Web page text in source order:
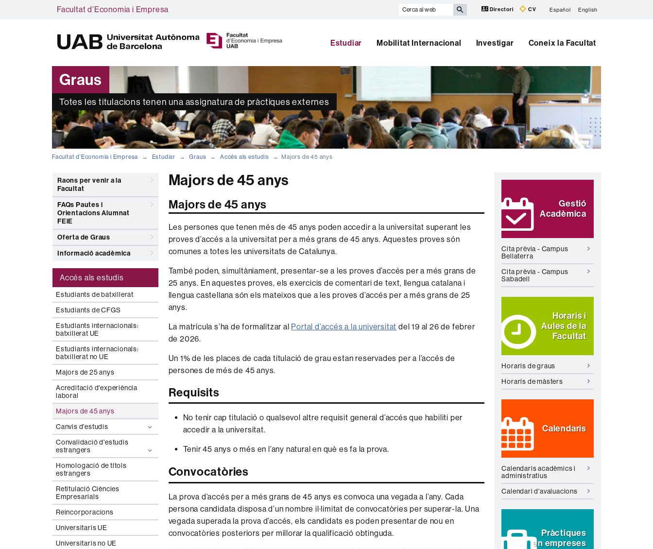
Facultat d'Economia i Empresa
Cerca
Directori CV Español English
B
Estudiar Mobilitat Internacional Investigar Coneix la Facultat
Graus
Totes les titulacions tenen una assignatura de pràctiques externes
Facultat d'Economia i Empresa Estudiar Graus Accés als estudis Majors de 45 anys
Raons per venir a la
Facultat
FAQs Pautes i
Orientacions Alumnat
FEiE
Oferta de Graus
Informació acadèmica
Accés als estudis
Estudiants de batxillerat
Estudiants de CFGS
Estudiants internacionals:
batxillerat UE
Estudiants internacionals:
batxillerat no UE
Majors de 25 anys
Acreditació d'experiència
laboral
Majors de 45 anys
Canvis d'estudis
Convalidació d'estudis
estrangers
Homologació de títols
estrangers
Retitulació Ciències
Empresarials
Reincorporacions
Universitaris UE
Universitaris no UE
Majors de 45 anys
Majors de 45 anys
Les persones que tenen més de 45 anys poden accedir a la universitat superant les
proves d’accés a la universitat per a més grans de 45 anys. Aquestes proves són
comunes a totes les universitats de Catalunya.
També poden, simultàniament, presentar-se a les proves d’accés per a més grans de
25 anys. En aquestes proves, els exercicis de comentari de text, llengua catalana i
llengua castellana són els mateixos que a les proves d’accés per a més grans de 25
anys.
La matrícula s’ha de formalitzar al Portal d’accés a la universitat del 19 al 26 de febrer
de 2026.
Un 1% de les places de cada titulació de grau estan reservades per a l’accés de
persones de més de 45 anys.
Requisits
No tenir cap titulació o qualsevol altre requisit general d’accés que habiliti per
accedir a la universitat.
Tenir 45 anys o més en l’any natural en què es fa la prova.
Convocatòries
La prova d’accés per a més grans de 45 anys es convoca una vegada a l’any. Cada
persona candidata disposa d’un nombre il·limitat de convocatòries per superar-la. Una
vegada superada la prova d’accés, els candidats es poden presentar de nou en
convocatòries posteriors per millorar la qualificació obtinguda.
Informació
Destaquem
Gestió
Acadèmica
Cita prèvia - Campus
Bellaterra
Cita prèvia - Campus
Sabadell
Horaris i
Aules de la
Facultat
Horaris de graus
Horaris de màsters
Calendaris
Calendaris acadèmics i
administratius
Calendari d'avaluacions
Pràctiques
en empreses